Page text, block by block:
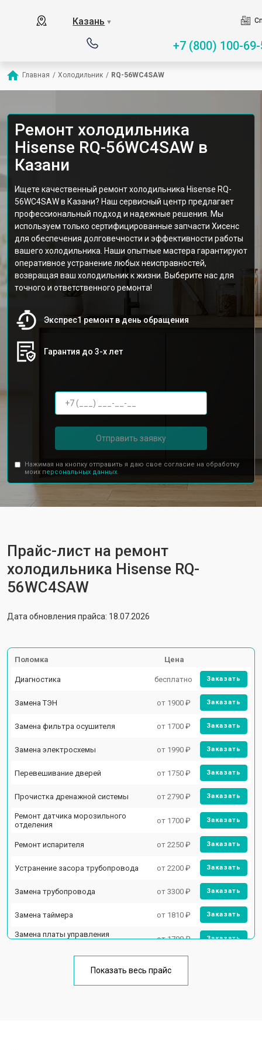
Казань ▼
+7 (800) 100-
Главная / Холодильник / RQ-56WC4SAW
Ремонт холодильника
Hisense RQ-56WC4SAW в
Казани
Ищете качественный ремонт холодильника Hisense RQ-
56WC4SAW в Казани? Наш сервисный центр предлагает
профессиональный подход и надежные решения. Мы
используем только сертифицированные запчасти Хисенс
для обеспечения долговечности и эффективности работы
вашего холодильника. Наши опытные мастера гарантируют
оперативное устранение любых неисправностей,
возвращая ваш холодильник к жизни. Выберите нас для
точного и ответственного ремонта!
Экспрес1 ремонт в день обращения
Гарантия до 3-х лет
Отправить заявку
Нажимая на кнопку отправить я даю свое согласие на обработку
моих персональных данных.
Прайс-лист на ремонт
холодильника Hisense RQ-
56WC4SAW
Дата обновления прайса: 18.07.2026
Поломка Цена
Диагностика бесплатно Заказать
Замена ТЭН от 1900 ₽ Заказать
Замена фильтра осушителя от 1700 ₽ Заказать
Замена электросхемы от 1990 ₽ Заказать
Перевешивание дверей от 1750 ₽ Заказать
Прочистка дренажной системы от 2790 ₽ Заказать
Ремонт датчика морозильного
отделения
от 1700 ₽ Заказать
Ремонт испарителя от 2250 ₽ Заказать
Устранение засора трубопровода от 2200 ₽ Заказать
Замена трубопровода от 3300 ₽ Заказать
Замена таймера от 1810 ₽ Заказать
Замена платы управления
от 1700 ₽ Заказать
Ремонт/замена датчика
Замена термостата от 1700 ₽
Показать весь прайс